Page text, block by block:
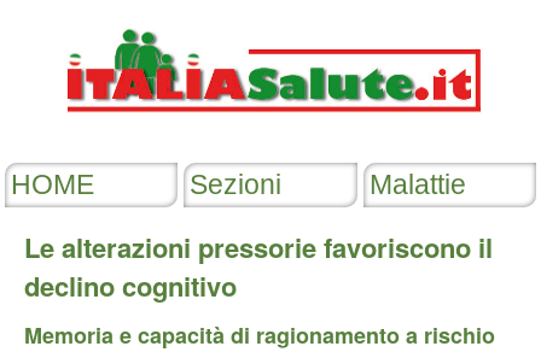
Le alterazioni pressorie favoriscono il
declino cognitivo
Memoria e capacità di ragionamento a rischio